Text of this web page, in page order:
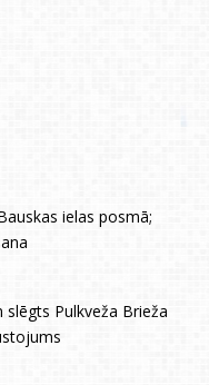
ielas posmā;
slēgts Pulkveža Brieža